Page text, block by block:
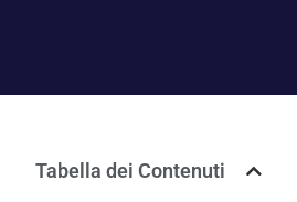
Tabella dei Contenuti